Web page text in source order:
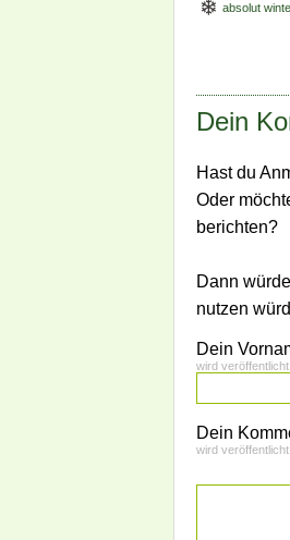
absolut
Dein
Hast du
Oder
berichten?
Dann
nutzen
Dein
wird veröffentlicht
Dein
wird veröffentlicht